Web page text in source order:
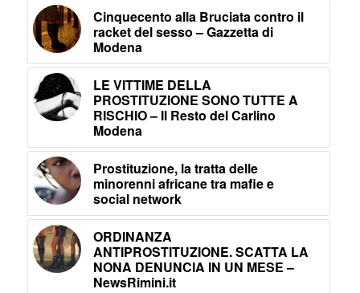
Cinquecento alla Bruciata contro il
racket del sesso – Gazzetta di
Modena
LE VITTIME DELLA
PROSTITUZIONE SONO TUTTE A
RISCHIO – Il Resto del Carlino
Modena
Prostituzione, la tratta delle
minorenni africane tra mafie e
social network
ORDINANZA
ANTIPROSTITUZIONE. SCATTA LA
NONA DENUNCIA IN UN MESE –
NewsRimini.it